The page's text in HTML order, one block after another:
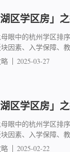
湖区学区房」
眼中的杭州学区排
因素、入学保障、
2025-03-27
湖区学区房」
眼中的杭州学区排
因素、入学保障、
2025-02-22